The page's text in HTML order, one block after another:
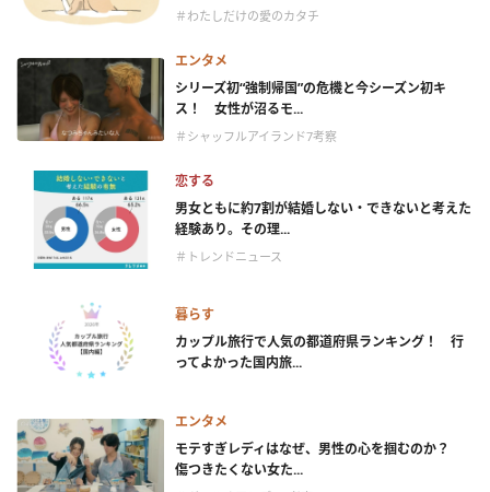
＃わたしだけの愛のカタチ
エンタメ
シリーズ初“強制帰国”の危機と今シーズン初キ
ス！ 女性が沼るモ...
＃シャッフルアイランド7考察
恋する
男女ともに約7割が結婚しない・できないと考えた
経験あり。その理...
＃トレンドニュース
暮らす
カップル旅行で人気の都道府県ランキング！ 行
ってよかった国内旅...
エンタメ
モテすぎレディはなぜ、男性の心を掴むのか？
傷つきたくない女た...